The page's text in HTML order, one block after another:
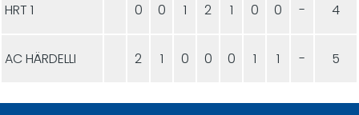
HRT 1 0 0 1 2 1 0 0 - 4
AC HÄRDELLI 2 1 0 0 0 1 1 - 5